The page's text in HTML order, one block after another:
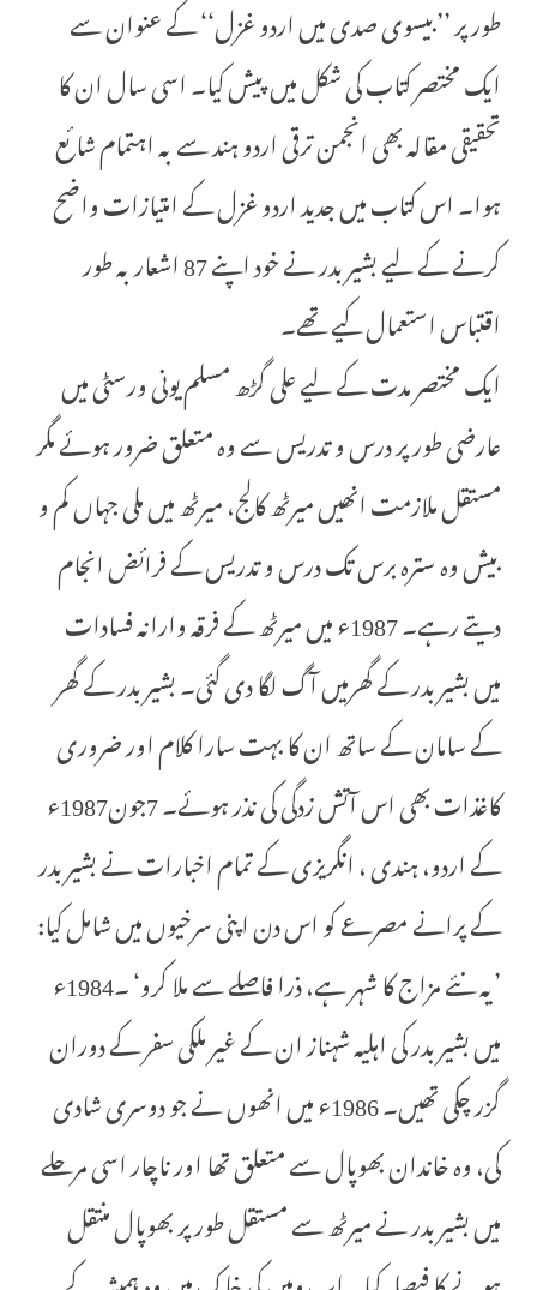
طور پر ’’بیسوی صدی میں اردو غزل‘‘ کے عنوان سے
ایک مختصر کتاب کی شکل میں پیش کیا۔ اسی سال ان کا
تحقیقی مقالہ بھی انجمن ترقی اردو ہند سے بہ اہتمام شائع
ہوا۔ اس کتاب میں جدید اردو غزل کے امتیازات واضح
کرنے کے لیے بشیر بدر نے خود اپنے 87 اشعار بہ طور
اقتباس استعمال کیے تھے۔
ایک مختصر مدت کے لیے علی گڑھ مسلم یونی ورسٹی میں
عارضی طور پر درس و تدریس سے وہ متعلق ضرور ہوئے مگر
مستقل ملازمت انھیں میرٹھ کالج، میرٹھ میں ملی جہاں کم و
بیش وہ سترہ برس تک درس و تدریس کے فرائض انجام
دیتے رہے۔ 1987ء میں میرٹھ کے فرقہ وارانہ فسادات
میں بشیر بدر کے گھرمیں آگ لگا دی گئی۔ بشیر بدر کے گھر
کے سامان کے ساتھ ان کا بہت سارا کلام اور ضروری
کاغذات بھی اس آتش زدگی کی نذر ہوئے۔ 7جون1987ء
کے اردو، ہندی ، انگریزی کے تمام اخبارات نے بشیر بدر
کے پرانے مصرعے کو اس دن اپنی سرخیوں میں شامل کیا:
’یہ نئے مزاج کا شہر ہے، ذرا فاصلے سے ملا کرو‘ ۔1984ء
میں بشیر بدر کی اہلیہ شہناز ان کے غیر ملکی سفر کے دوران
گزر چکی تھیں۔ 1986ء میں انھوں نے جو دوسری شادی
کی، وہ خاندان بھوپال سے متعلق تھا اور ناچار اسی مرحلے
میں بشیر بدر نے میرٹھ سے مستقل طور پر بھوپال منتقل